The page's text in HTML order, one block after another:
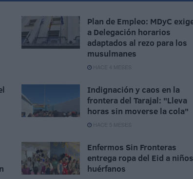
Plan de Empleo: MDyC
a Delegación horarios
adaptados al rezo para los
musulmanes
HACE 4 MESES
Indignación y caos en la
frontera del Tarajal: "Lleva
horas sin moverse la cola"
HACE 5 MESES
Enfermos Sin Fronteras
entrega ropa del Eid a niños
huérfanos